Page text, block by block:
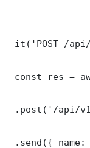
it('POST /
const res =
.post('/api/
.send({